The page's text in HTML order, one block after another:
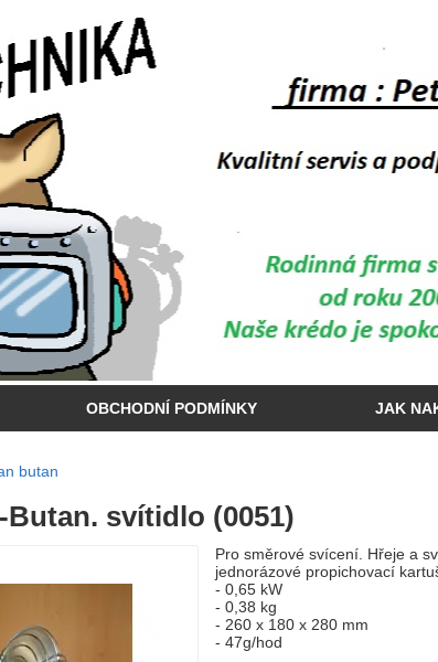
OBCHODNÍ PODMÍNKY JAK
butan
Butan. svítidlo (0051)
Pro směrové svícení. Hřeje a
jednorázové propichovací
- 0,65 kW
- 0,38 kg
- 260 x 180 x 280 mm
- 47g/hod